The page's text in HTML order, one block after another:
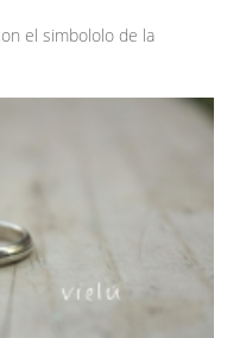
el simbololo de la